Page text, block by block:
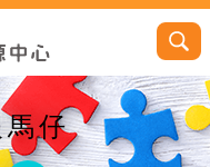
仔 略過字型切換